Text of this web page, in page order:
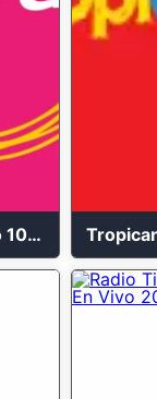
Vibra en Vivo 104.9 FM Bogotá